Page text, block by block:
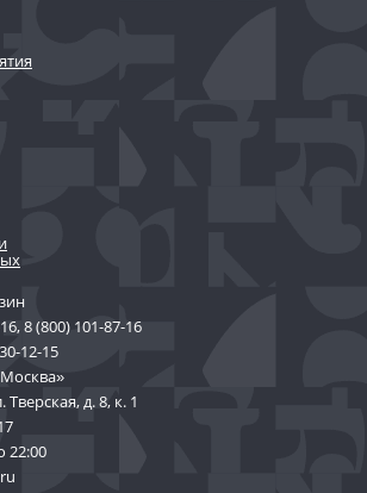
,8 (800) 101-87-16
12-15
д. 8, к. 1
22:00